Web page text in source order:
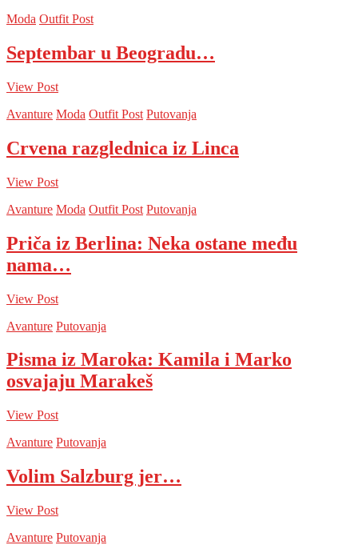
Moda Outfit Post
Septembar u Beogradu…
View Post
Avanture Moda Outfit Post Putovanja
Crvena razglednica iz Linca
View Post
Avanture Moda Outfit Post Putovanja
Priča iz Berlina: Neka ostane među
nama…
View Post
Avanture Putovanja
Pisma iz Maroka: Kamila i Marko
osvajaju Marakeš
View Post
Avanture Putovanja
Volim Salzburg jer…
View Post
Avanture Putovanja